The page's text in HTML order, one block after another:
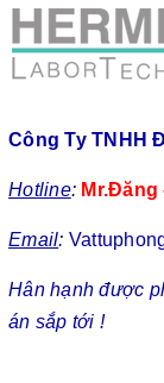
Công Ty TNHH
Hotline: Mr.Đăng
Email:
Hân hạnh được
án sắp tới !